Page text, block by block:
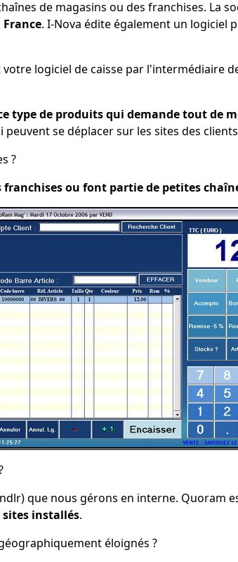
de magasins ou des franchises. La
. I-Nova édite également un
logiciel de caisse par l'intermédiaire
type de produits qui demande tout de
se déplacer sur les sites des
?
franchises ou font partie de petites
que nous gérons en interne. Quoram
sites installés.
éloignés ?